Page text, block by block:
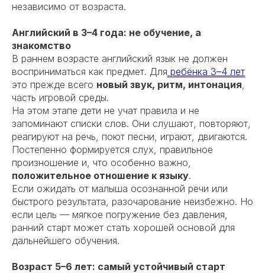
независимо от возраста.
Английский в 3–4 года: не обучение, а
знакомство
В раннем возрасте английский язык не должен
восприниматься как предмет. Для ребёнка 3–4 лет
это прежде всего новый звук, ритм, интонация,
часть игровой среды.
На этом этапе дети не учат правила и не
запоминают списки слов. Они слушают, повторяют,
реагируют на речь, поют песни, играют, двигаются.
Постепенно формируется слух, правильное
произношение и, что особенно важно,
положительное отношение к языку.
Если ожидать от малыша осознанной речи или
быстрого результата, разочарование неизбежно. Но
если цель — мягкое погружение без давления,
ранний старт может стать хорошей основой для
дальнейшего обучения.
Возраст 5–6 лет: самый устойчивый старт